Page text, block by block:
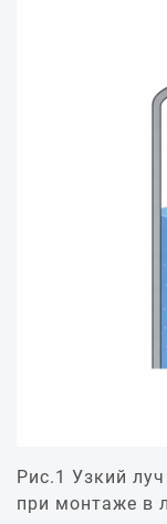
Рис.1 Узкий
при монтаже в